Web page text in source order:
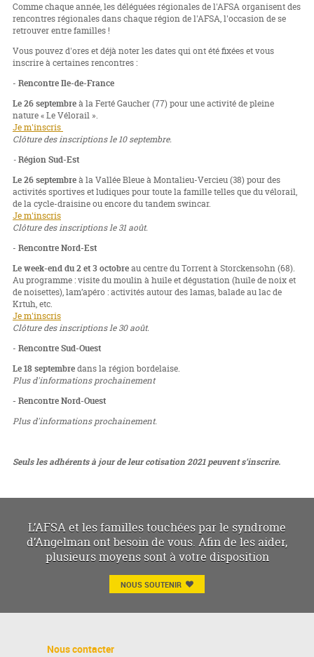
Comme chaque année, les déléguées régionales de l'AFSA organisent des
rencontres régionales dans chaque région de l'AFSA, l'occasion de se
retrouver entre familles !
Vous pouvez d'ores et déjà noter les dates qui ont été fixées et vous
inscrire à certaines rencontres :
- Rencontre Ile-de-France
Le 26 septembreà la Ferté Gaucher (77) pour une activité de pleine
nature « Le Vélorail ».
Je m'inscris
Clôture des inscriptions le 10 septembre.
-Région Sud-Est
Le 26 septembreà la Vallée Bleue à Montalieu-Vercieu (38) pour des
activités sportives et ludiques pour toute la famille telles que du vélorail,
de la cycle-draisine ou encore du tandem swincar.
Je m'inscris
Clôture des inscriptions le 31 août.
- Rencontre Nord-Est
Le week-end du 2 et 3 octobreau centre du Torrent à Storckensohn (68).
Au programme : visite du moulin à huile et dégustation (huile de noix et
de noisettes), lam’apéro : activités autour des lamas, balade au lac de
Krtuh, etc.
Je m'inscris
Clôture des inscriptions le 30 août.
- Rencontre Sud-Ouest
Le 18 septembredans la région bordelaise.
Plus d'informations prochainement
- Rencontre Nord-Ouest
Plus d'informations prochainement.
Seuls les adhérents à jour de leur cotisation 2021 peuvent s’inscrire.
L’AFSA et les familles touchées par le syndrome
d’Angelman ont besoin de vous. Afin de les aider,
plusieurs moyens sont à votre disposition
NOUS SOUTENIR
Nous contacter